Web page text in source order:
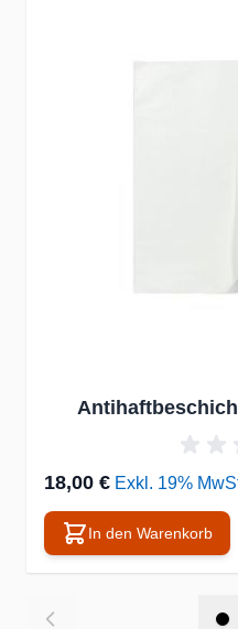
18,00 € Exkl. 19%
In den Warenkorb